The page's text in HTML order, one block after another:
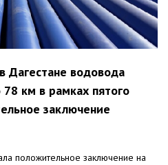
Дагестане водовода
км в рамках пятого
заключение
положительное заключение на